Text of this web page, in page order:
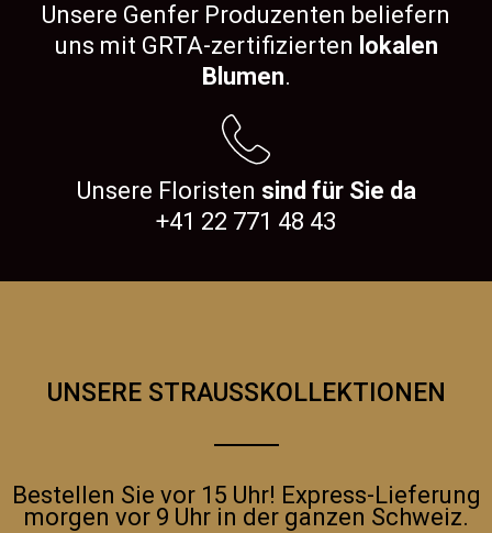
Unsere Genfer Produzenten beliefern
uns mit GRTA-zertifizierten lokalen
Blumen.
Unsere Floristen sind für Sie da
+41 22 771 48 43
UNSERE STRAUSSKOLLEKTIONEN
Bestellen Sie vor 15 Uhr! Express-Lieferung
morgen vor 9 Uhr in der ganzen Schweiz.